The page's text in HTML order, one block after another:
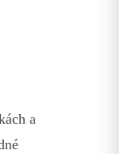
a